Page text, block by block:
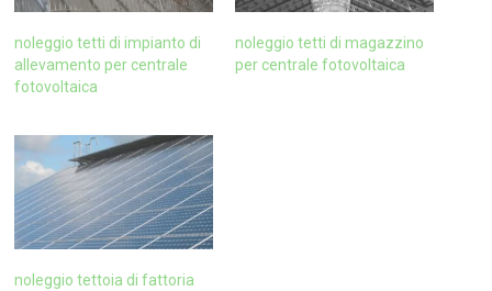
noleggio tetti di impianto di
allevamento per centrale
fotovoltaica
noleggio tetti di magazzino
per centrale fotovoltaica
noleggio tettoia di fattoria